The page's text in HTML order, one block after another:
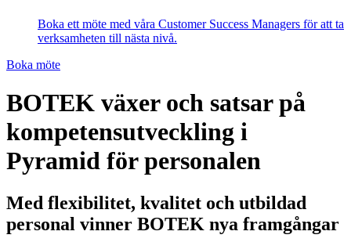
Boka ett möte med våra Customer Success Managers för att ta
verksamheten till nästa nivå.
Boka möte
BOTEK växer och satsar på
kompetensutveckling i
Pyramid för personalen
Med flexibilitet, kvalitet och utbildad
personal vinner BOTEK nya framgångar